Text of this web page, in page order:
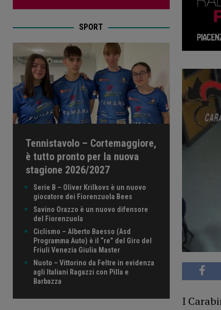
I
SPORT
Tennistavolo – Cortemaggiore,
è tutto pronto per la nuova
stagione 2026/2027
Serie B – Oliver Krilkovs è un nuovo
giocatore dei Fiorenzuola Bees
Savino Orazzo è un nuovo difensore
del Fiorenzuola
Ciclismo – Alberto Baesso (Asd
Programma Auto) è il “re” del Giro del
Friuli Venezia Giulia Master
Nuoto – Vittorino da Feltre in evidenza
agli Italiani Ragazzi con Pilla e
Barbazza